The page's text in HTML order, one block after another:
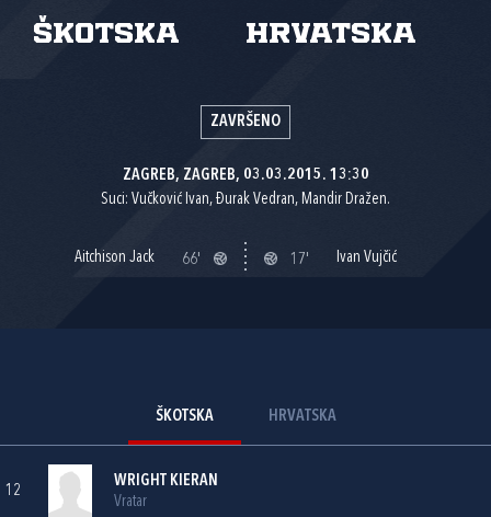
Škotska Hrvatska
ZAVRŠENO
ZAGREB, ZAGREB, 03.03.2015. 13:30
Suci: Vučković Ivan, Đurak Vedran, Mandir Dražen.
Aitchison Jack 66' 17' Ivan Vujčić
ŠKOTSKA HRVATSKA
12
WRIGHT KIERAN
Vratar